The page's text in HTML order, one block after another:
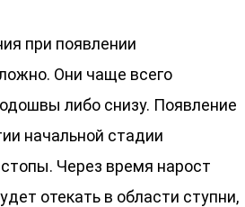
при появлении
Они чаще всего
либо снизу. Появление
начальной стадии
Через время нарост
отекать в области ступни,